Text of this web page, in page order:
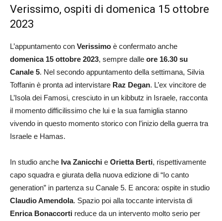
Verissimo, ospiti di domenica 15 ottobre
2023
L’appuntamento con Verissimo è confermato anche
domenica 15 ottobre 2023, sempre dalle ore 16.30 su
Canale 5. Nel secondo appuntamento della settimana, Silvia
Toffanin è pronta ad intervistare Raz Degan. L’ex vincitore de
L’Isola dei Famosi, cresciuto in un kibbutz in Israele, racconta
il momento difficilissimo che lui e la sua famiglia stanno
vivendo in questo momento storico con l’inizio della guerra tra
Israele e Hamas.
In studio anche Iva Zanicchi e Orietta Berti, rispettivamente
capo squadra e giurata della nuova edizione di “Io canto
generation” in partenza su Canale 5. E ancora: ospite in studio
Claudio Amendola. Spazio poi alla toccante intervista di
Enrica Bonaccorti reduce da un intervento molto serio per